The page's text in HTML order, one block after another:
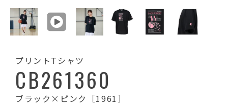
プリントTシャツ
CB261360
ブラック×ピンク［1961］